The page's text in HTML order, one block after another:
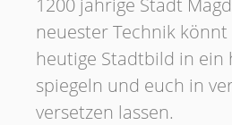
neuester Technik
heutige Stadtbild in ein
spiegeln und euch in
versetzen lassen.